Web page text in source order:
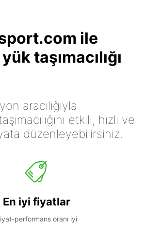
ile
taşımacılığı
aracılığıyla
etkili, hızlı ve
düzenleyebilirsiniz.
En iyi fiyatlar
performans oranı iyi